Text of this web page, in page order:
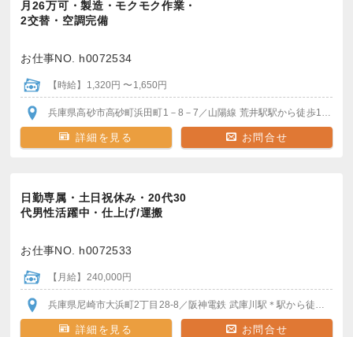
月26万可・製造・モクモク作業・
2交替・空調完備
お仕事NO. h0072534
【時給】1,320円 〜1,650円
兵庫県高砂市高砂町浜田町1－8－7 ／山陽線 荒井駅駅から徒歩15分
詳細を見る お問合せ
日勤専属・土日祝休み・20代30
代男性活躍中・仕上げ/運搬
お仕事NO. h0072533
【月給】240,000円
兵庫県尼崎市大浜町2丁目28-8 ／阪神電鉄 武庫川駅 ＊駅から徒歩30分
詳細を見る お問合せ